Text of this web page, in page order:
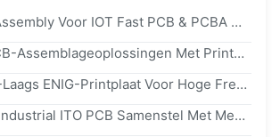
Custom PCB Assembly Voor IOT Fast PCB & PCBA Manufacturing Service Printed Circuit Board Fabricatie
LED-Driver PCB-Assemblageoplossingen Met Printplaten En EMS-Diensten
Aangepaste 4-Laags ENIG-Printplaat Voor Hoge Frequentie & One-Stop PCBA-Service PTFE fr4 RF-Printplaten
Custom FR-4 Industrial ITO PCB Samenstel Met Meerlagig SMT Geschikt Voor iso9001